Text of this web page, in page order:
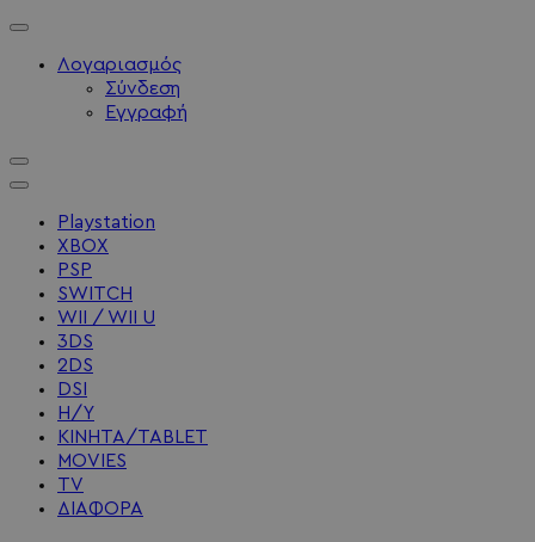
Λογαριασμός
Σύνδεση
Εγγραφή
Playstation
XBOX
PSP
SWITCH
WII / WII U
3DS
2DS
DSI
Η/Υ
ΚΙΝΗΤΑ/TABLET
MOVIES
TV
ΔΙΑΦΟΡΑ